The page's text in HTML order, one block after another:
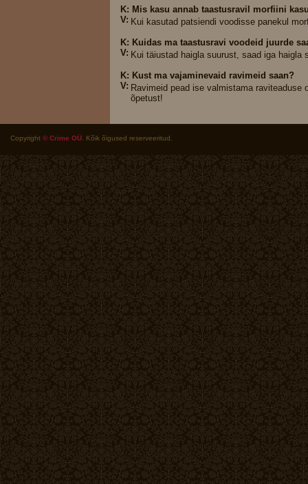
K: Mis kasu annab taastusravil morfiini
V: Kui kasutad patsiendi voodisse panekul
K: Kuidas ma taastusravi voodeid juurde
V: Kui täiustad haigla suurust, saad iga haigla
K: Kust ma vajaminevaid ravimeid saan?
V: Ravimeid pead ise valmistama raviteaduse
õpetust!
Copyright © Crime OÜ . Kõik õigused reserveeritud.